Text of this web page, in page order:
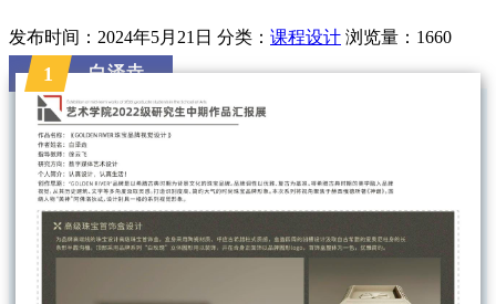
发布时间：2024年5月21日 分类： 课程设计 浏览量：1660
1 白泽垚